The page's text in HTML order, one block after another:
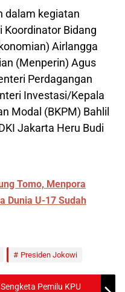
dalam kegiatan
Bidang
Airlangga
(Menperin) Agus
Perdagangan
Investasi/Kepala
Modal (BKPM) Bahlil
Jakarta Heru Budi
Tomo, Menpora
Dunia U-17 Sudah
Presiden Jokowi
Pemilu KPU